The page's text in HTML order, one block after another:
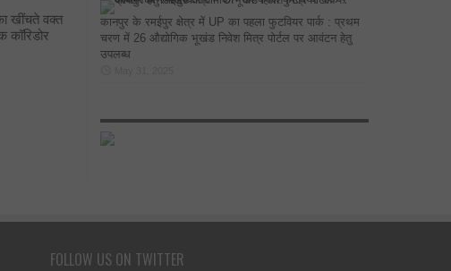
खींचते वक्त
कॉरिडोर
कानपुर के रमईपुर क्षेत्र में UP का पहला फुटवियर पार्क : प्रथम
चरण में 26 औद्योगिक भूखंड निवेश मित्र पोर्टल पर आवंटन हेतु
उपलब्ध
FOLLOW US ON TWITTER